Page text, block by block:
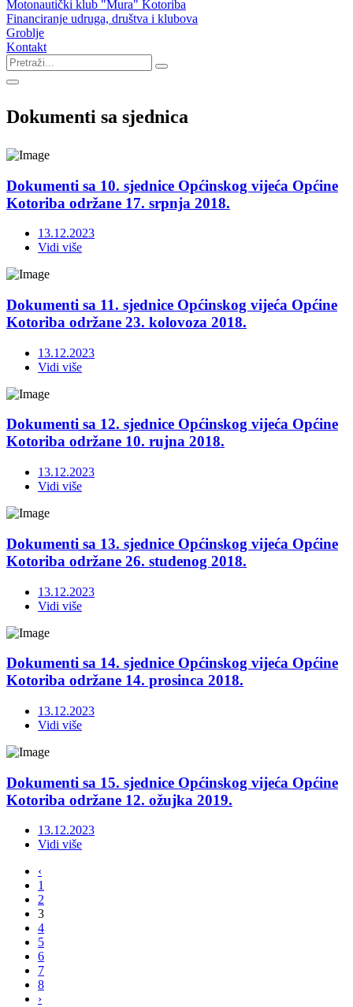
Motonautički klub "Mura" Kotoriba
Financiranje udruga, društva i klubova
Groblje
Kontakt
Dokumenti sa sjednica
Dokumenti sa 10. sjednice Općinskog vijeća Općine
Kotoriba održane 17. srpnja 2018.
13.12.2023
Vidi više
Dokumenti sa 11. sjednice Općinskog vijeća Općine
Kotoriba održane 23. kolovoza 2018.
13.12.2023
Vidi više
Dokumenti sa 12. sjednice Općinskog vijeća Općine
Kotoriba održane 10. rujna 2018.
13.12.2023
Vidi više
Dokumenti sa 13. sjednice Općinskog vijeća Općine
Kotoriba održane 26. studenog 2018.
13.12.2023
Vidi više
Dokumenti sa 14. sjednice Općinskog vijeća Općine
Kotoriba održane 14. prosinca 2018.
13.12.2023
Vidi više
Dokumenti sa 15. sjednice Općinskog vijeća Općine
Kotoriba održane 12. ožujka 2019.
13.12.2023
Vidi više
‹
1
2
3
4
5
6
7
8
›